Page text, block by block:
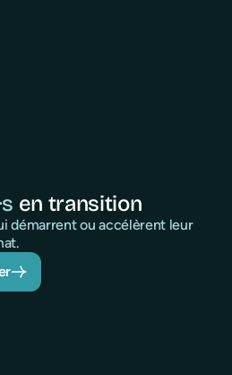
en transition
démarrent ou accélèrent leur